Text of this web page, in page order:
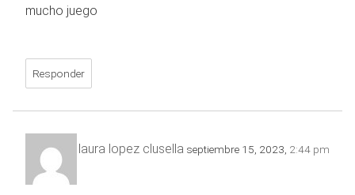
mucho juego
Responder
laura lopez clusella septiembre 15, 2023, 2:44 pm